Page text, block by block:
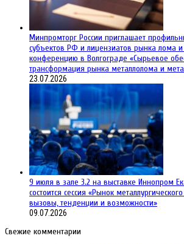
Минпромторг России приглашает
субъектов РФ и лицензиатов рынка лома
конференцию в Волгограде «Сырьевое
трансформация рынка металлолома и
23.07.2026
9 июля в зале 3.2 на выставке Иннопром
состоится сессия «Рынок
вызовы, тенденции и возможности»
09.07.2026
Свежие комментарии